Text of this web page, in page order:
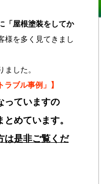
「屋根塗装をしてか
様を多く見てきまし
した。
ラブル事例」】
っていますの
めています。
は是非ご覧くだ